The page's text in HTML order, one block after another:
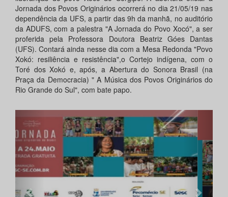
Jornada dos Povos Originários ocorrerá no dia 21/05/19 nas
dependência da UFS, a partir das 9h da manhã, no auditório
da ADUFS, com a palestra "A Jornada do Povo Xocó", a ser
proferida pela Professora Doutora Beatriz Góes Dantas
(UFS). Contará ainda nesse dia com a Mesa Redonda "Povo
Xokó: resiliência e resistência",o Cortejo indígena, com o
Toré dos Xokó e, após, a Abertura do Sonora Brasil (na
Praça da Democracia) " A Música dos Povos Originários do
Rio Grande do Sul", com bate papo.
Anterior